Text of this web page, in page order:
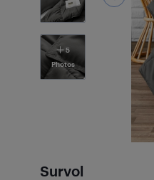
5
Photos
Survol